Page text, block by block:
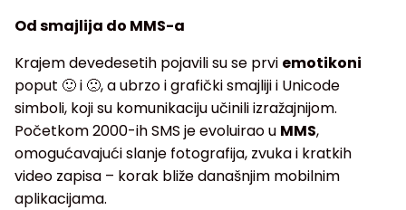
Od smajlija do MMS-a
Krajem devedesetih pojavili su se prvi emotikoni
poput 🙂 i 🙁, a ubrzo i grafički smajliji i Unicode
simboli, koji su komunikaciju učinili izražajnijom.
Početkom 2000-ih SMS je evoluirao u MMS,
omogućavajući slanje fotografija, zvuka i kratkih
video zapisa – korak bliže današnjim mobilnim
aplikacijama.